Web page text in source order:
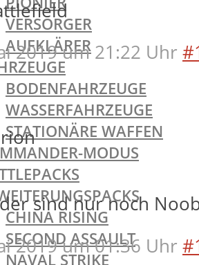
VERSORGER
AUFKLÄRER
BODENFAHRZEUGE
WASSERFAHRZEUGE
STATIONÄRE WAFFEN
MODUS
CHINA RISING
SECOND ASSAULT
NAVAL STRIKE
2019 um 21:22 Uhr
sind nur noch
2019 um 01:36 Uhr